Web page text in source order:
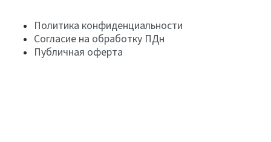
Политика конфиденциальности
Согласие на обработку ПДн
Публичная оферта